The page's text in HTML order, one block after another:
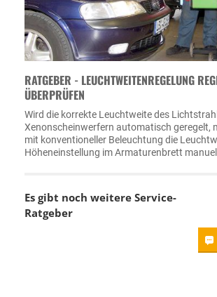
RATGEBER - LEUCHTWEITENREGELUNG
BERPRÜFEN
Wird die korrekte Leuchtweite des
Xenonscheinwerfern automatisch geregelt,
mit konventioneller Beleuchtung die
Höheneinstellung im Armaturenbrett
Es gibt noch weitere Service-
Ratgeber